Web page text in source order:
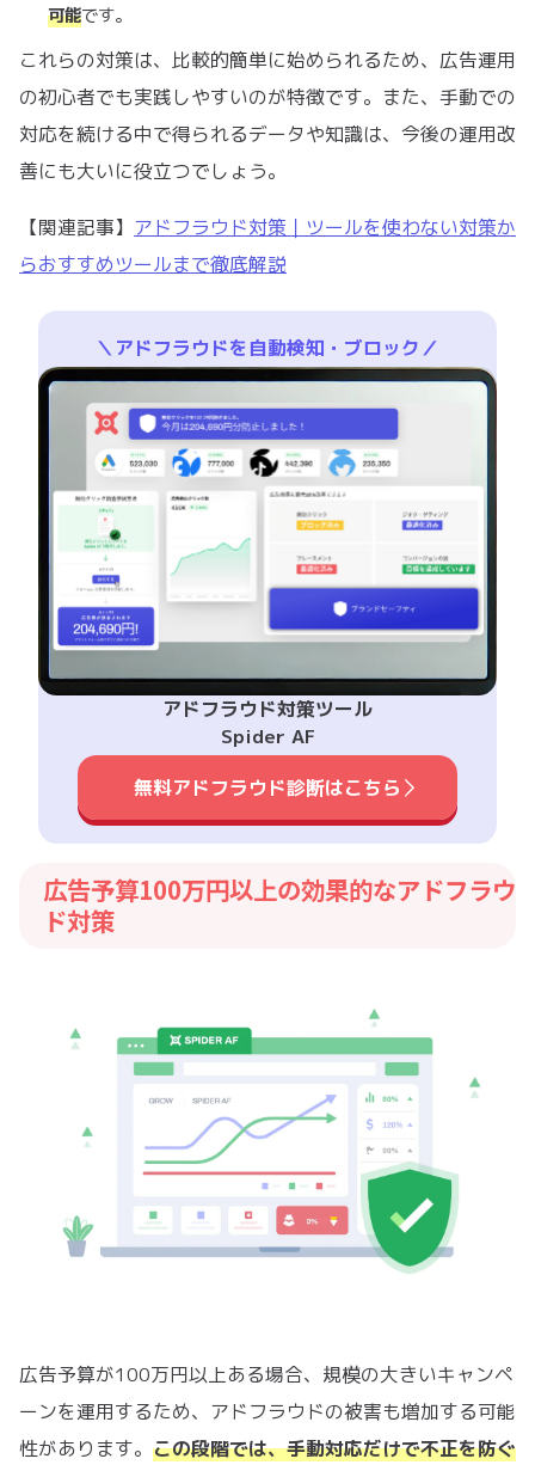
可能です。
これらの対策は、比較的簡単に始められるため、広告運用
の初心者でも実践しやすいのが特徴です。また、手動での
対応を続ける中で得られるデータや知識は、今後の運用改
善にも大いに役立つでしょう。
【関連記事】 アドフラウド対策｜ツールを使わない対策か
らおすすめツールまで徹底解説
＼アドフラウドを自動検知・ブロック／
アドフラウド対策ツール
Spider AF
無料アドフラウド診断はこちら
広告予算100万円以上の効果的なアドフラウ
ド対策
広告予算が100万円以上ある場合、規模の大きいキャンペ
ーンを運用するため、アドフラウドの被害も増加する可能
性があります。 この段階では、手動対応だけで不正を防ぐ